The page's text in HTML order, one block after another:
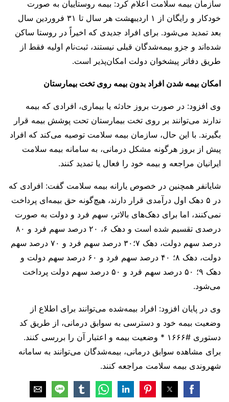
سازمان بیمه سلامت اعلام کرد: بیمه روستاییان به صورت
خودکار و رایگان از ۱ اردیبهشت هر سال تا ۳۱ فروردین سال
بعد تمدید می‌شود. برای افراد جدیدی که اخیراً در روستا ساکن
شده‌اند و جزو بیمه‌شدگان قبلی نیستند، ثبت‌نام اولیه فقط از
طریق دفاتر پیشخوان دولت امکان‌پذیر است.
امکان بیمه شدن افراد بدون بیمه روی تخت بیمارستان
وی افزود: در صورت بروز حادثه یا بیماری، افرادی که بیمه
ندارند می‌توانند بر روی تخت بیمارستان تحت پوشش بیمه قرار
بگیرند. با این حال، سازمان بیمه سلامت توصیه می‌کند که افراد
پیش از بروز هرگونه مشکل درمانی، به سامانه بیمه سلامت
ایرانیان مراجعه و بیمه خود را فعال یا تمدید کنند.
شایانفر همچنین در خصوص یارانه بیمه سلامت گفت: افرادی که
در ۵ دهک اول درآمدی قرار دارند، هیچ‌گونه حق بیمه‌ای پرداخت
نمی‌کنند، اما برای دهک‌های بالاتر، سهم فرد و دولت به صورت
درصدی تقسیم شده است و دهک ۶، ۲۰ درصد سهم فرد و ۸۰
درصد سهم دولت، دهک ۷؛۳۰ درصد سهم فرد و ۷۰ درصد سهم
دولت، دهک ۸؛ ۴۰ درصد سهم فرد و ۶۰ درصد سهم دولت و
دهک ۹؛ ۵۰ درصد سهم فرد و ۵۰ درصد سهم دولت پرداخت
می‌شود.
وی در پایان افزود: افراد بیمه‌شده می‌توانند برای اطلاع از
وضعیت بیمه خود و دسترسی به سوابق درمانی، از طریق کد
دستوری #۱۶۶۶ * وضعیت بیمه و اعتبار آن را بررسی کنند.
برای مشاهده سوابق درمانی، بیمه‌شدگان می‌توانند به سامانه
شهروندی بیمه سلامت مراجعه کنند.